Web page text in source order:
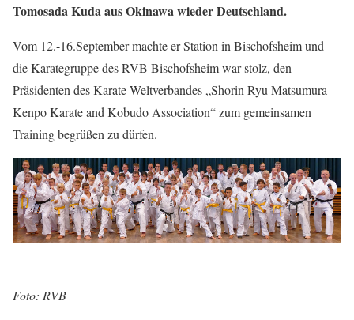
Tomosada Kuda aus Okinawa wieder Deutschland.
Vom 12.-16.September machte er Station in Bischofsheim und
die Karategruppe des RVB Bischofsheim war stolz, den
Präsidenten des Karate Weltverbandes „Shorin Ryu Matsumura
Kenpo Karate and Kobudo Association“ zum gemeinsamen
Training begrüßen zu dürfen.
Foto: RVB